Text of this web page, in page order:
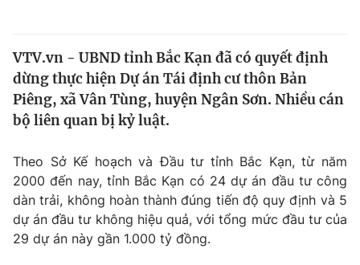
Y tế
Thế giới
Thế giới đó đây
Câu chuyện quốc tế
Kinh tế
Tài chính
Thị trường
Dữ liệu và đời sống
Giáo dục
VTV.vn - UBND tỉnh Bắc Kạn đã có quyết định
dừng thực hiện Dự án Tái định cư thôn Bản
Piêng, xã Vân Tùng, huyện Ngân Sơn. Nhiều cán
bộ liên quan bị kỷ luật.
Theo Sở Kế hoạch và Đầu tư tỉnh Bắc Kạn, từ năm
2000 đến nay, tỉnh Bắc Kạn có 24 dự án đầu tư công
dàn trải, không hoàn thành đúng tiến độ quy định và 5
dự án đầu tư không hiệu quả, với tổng mức đầu tư của
29 dự án này gần 1.000 tỷ đồng.